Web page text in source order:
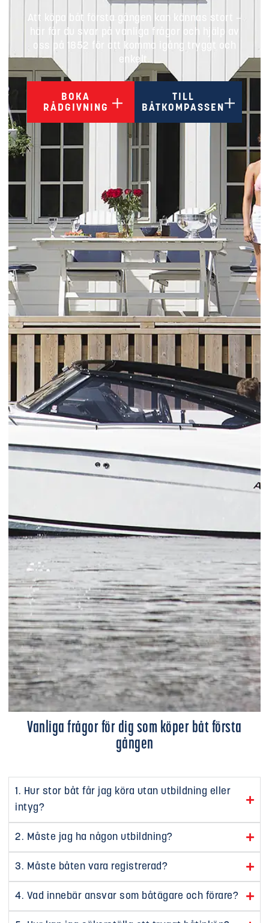
Att köpa båt första gången kan kännas stort –
här får du svar på vanliga frågor och hjälp av
oss på 1852 för att komma igång tryggt och
enkelt.
BOKA
RÅDGIVNING
TILL
BÅTKOMPASSEN
Vanliga frågor för dig som köper båt första
gången
1. Hur stor båt får jag köra utan utbildning eller
intyg?
2. Måste jag ha någon utbildning?
3. Måste båten vara registrerad?
4. Vad innebär ansvar som båtägare och förare?